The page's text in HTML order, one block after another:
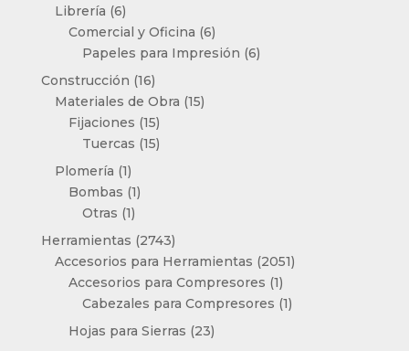
Librería 66
productos
Comercial y Oficina 66
productos
Papeles para Impresión 66
Construcción 1616
productos
Materiales de Obra 1515
Fijaciones 1515
productos
Tuercas 1515
Plomería 11
producto
Bombas 11
Otras 11
producto
Herramientas 27432743
productos
Accesorios para Herramientas 20512051
Accesorios para Compresores 11
producto
Cabezales para Compresores 11
Hojas para Sierras 2323